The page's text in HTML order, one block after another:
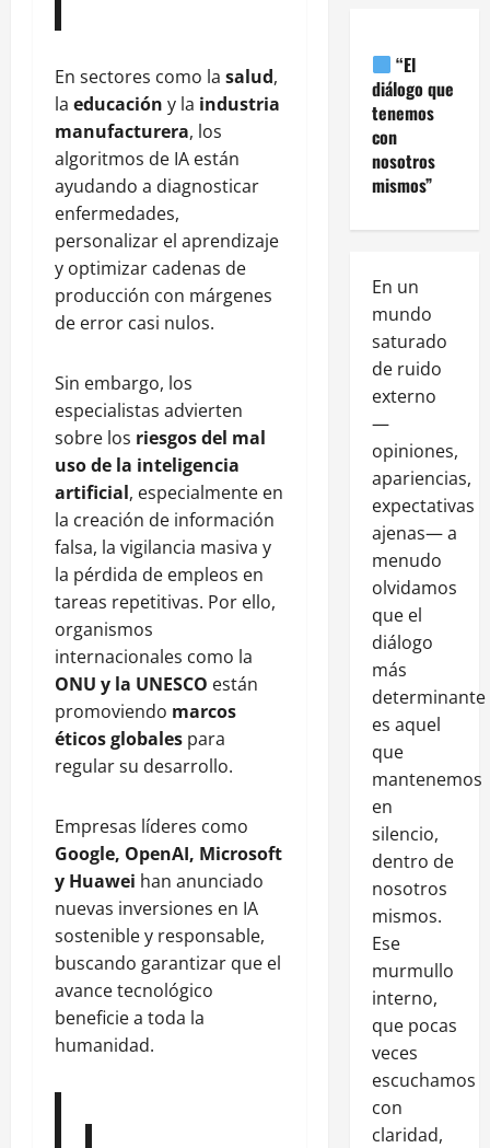
En sectores como la salud,
la educación y la industria
manufacturera, los
algoritmos de IA están
ayudando a diagnosticar
enfermedades,
personalizar el aprendizaje
y optimizar cadenas de
producción con márgenes
de error casi nulos.
Sin embargo, los
especialistas advierten
sobre los riesgos del mal
uso de la inteligencia
artificial, especialmente en
la creación de información
falsa, la vigilancia masiva y
la pérdida de empleos en
tareas repetitivas. Por ello,
organismos
internacionales como la
ONU y la UNESCO están
promoviendo marcos
éticos globales para
regular su desarrollo.
Empresas líderes como
Google, OpenAI, Microsoft
y Huawei han anunciado
nuevas inversiones en IA
sostenible y responsable,
buscando garantizar que el
avance tecnológico
beneficie a toda la
humanidad.
“El
diálogo que
tenemos
con
nosotros
mismos”
En un
mundo
saturado
de ruido
externo
—
opiniones,
apariencias,
expectativas
ajenas— a
menudo
olvidamos
que el
diálogo
más
determinante
es aquel
que
mantenemos
en
silencio,
dentro de
nosotros
mismos.
Ese
murmullo
interno,
que pocas
veces
escuchamos
con
claridad,